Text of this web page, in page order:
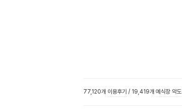
77,120개 이용후기 / 19,419개 예식장 약도